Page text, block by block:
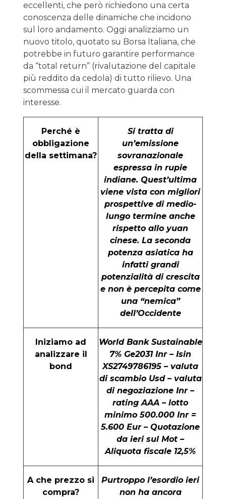
eccellenti, che però richiedono una certa
conoscenza delle dinamiche che incidono
sul loro andamento. Oggi analizziamo un
nuovo titolo, quotato su Borsa Italiana, che
potrebbe in futuro garantire performance
da “total return” (rivalutazione del capitale
più reddito da cedola) di tutto rilievo. Una
scommessa cui il mercato guarda con
interesse.
Perché è
obbligazione
della settimana?
Si tratta di
un’emissione
sovranazionale
espressa in rupie
indiane. Quest’ultima
viene vista con migliori
prospettive di medio-
lungo termine anche
rispetto allo yuan
cinese. La seconda
potenza asiatica ha
infatti grandi
potenzialità di crescita
e non è percepita come
una “nemica”
dell’Occidente
Iniziamo ad
analizzare il
bond
World Bank Sustainable
7% Ge2031 Inr – Isin
XS2749786195 – valuta
di scambio Usd – valuta
di negoziazione Inr –
rating AAA – lotto
minimo 500.000 Inr =
5.600 Eur – Quotazione
da ieri sul Mot –
Aliquota fiscale 12,5%
A che prezzo si
compra?
Purtroppo l’esordio ieri
non ha ancora